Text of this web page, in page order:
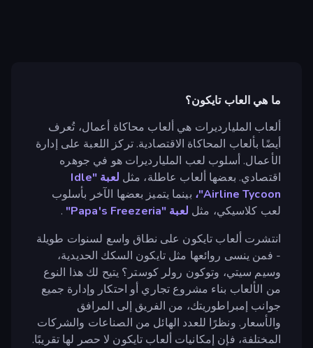
ما هي العاب تايكون؟
ألعاب المليارديرات هي ألعاب محاكاة أعمال، تُعرف
أيضًا بألعاب المحاكاة الاقتصادية. تركز اللعبة على إدارة
الأعمال. أسلوب لعب المليارديرات هو في جوهره
اقتصادي. بعضها ألعاب عاطلة، مثل
لعبة "Idle
Airline Tycoon"،
بينما يتميز بعضها الآخر بأسلوب
لعب كلاسيكي، مثل لعبة "Papa's Freezeria"
.
انتشرت ألعاب تايكون على نطاق واسع لسنوات طويلة
- فمن ينسى روائعها مثل تايكون السكك الحديدية،
وسيم سيتي، وتوكون رولر كوستر؟ يتيح لك هذا النوع
من الألعاب بناء مشروع تجاري أو احتكار وإدارة جميع
جوانب إمبراطوريتك، من الفريق إلى المرافق
والأسعار. ونظرًا للعدد الهائل من الصناعات والشركات
المختلفة، فإن إمكانيات ألعاب تايكون لا حصر لها تقريبًا.